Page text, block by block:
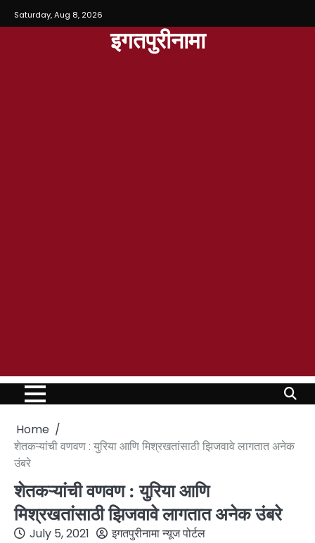
Saturday, Aug 8, 2026
इगतपुरीनामा
Home
शेतकऱ्यांची वणवण : युरिया आणि मिश्रखतांसाठी झिजवावे लागतात अनेक
उंबरे
शेतकऱ्यांची वणवण : युरिया आणि
मिश्रखतांसाठी झिजवावे लागतात अनेक उंबरे
July 5, 2021 इगतपुरीनामा न्यूज पोर्टल